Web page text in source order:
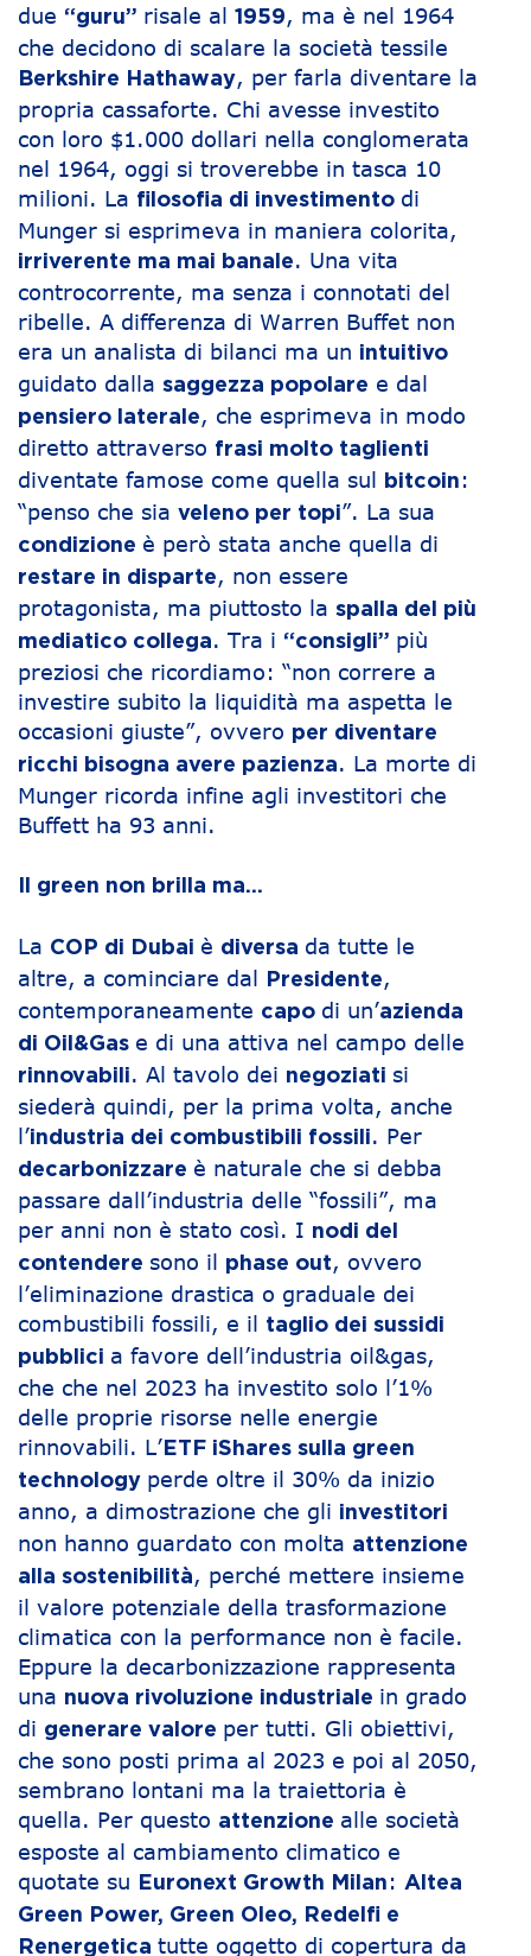
due “guru” risale al 1959, ma è nel 1964
che decidono di scalare la società tessile
Berkshire Hathaway, per farla diventare la
propria cassaforte. Chi avesse investito
con loro $1.000 dollari nella conglomerata
nel 1964, oggi si troverebbe in tasca 10
milioni. La filosofia di investimento di
Munger si esprimeva in maniera colorita,
irriverente ma mai banale. Una vita
controcorrente, ma senza i connotati del
ribelle. A differenza di Warren Buffet non
era un analista di bilanci ma un intuitivo
guidato dalla saggezza popolare e dal
pensiero laterale, che esprimeva in modo
diretto attraverso frasi molto taglienti
diventate famose come quella sul bitcoin :
“penso che sia veleno per topi”. La sua
condizione è però stata anche quella di
restare in disparte, non essere
protagonista, ma piuttosto la spalla del più
mediatico collega. Tra i “consigli” più
preziosi che ricordiamo: “non correre a
investire subito la liquidità ma aspetta le
occasioni giuste”, ovvero per diventare
ricchi bisogna avere pazienza. La morte di
Munger ricorda infine agli investitori che
Buffett ha 93 anni.
Il green non brilla ma…
La COP di Dubai è diversa da tutte le
altre, a cominciare dal
Presidente,
contemporaneamente capo di un’azienda
di Oil&Gas e di una attiva nel campo delle
rinnovabili. Al tavolo dei negoziati si
siederà quindi, per la prima volta, anche
l’industria dei combustibili fossili. Per
decarbonizzare è naturale che si debba
passare dall’industria delle “fossili”, ma
per anni non è stato così. I nodi del
contendere sono il phase out, ovvero
l’eliminazione drastica o graduale dei
combustibili fossili, e il taglio dei sussidi
pubblici a favore dell’industria oil&gas,
che che nel 2023 ha investito solo l’1%
delle proprie risorse nelle energie
rinnovabili. L’ ETF iShares sulla green
technology perde oltre il 30% da inizio
anno, a dimostrazione che gli investitori
non hanno guardato con molta attenzione
alla sostenibilità, perché mettere insieme
il valore potenziale della trasformazione
climatica con la performance non è facile.
Eppure la decarbonizzazione rappresenta
una nuova rivoluzione industriale in grado
di generare valore per tutti. Gli obiettivi,
che sono posti prima al 2023 e poi al 2050,
sembrano lontani ma la traiettoria è
quella. Per questo attenzione alle società
esposte al cambiamento climatico e
quotate su
Euronext Growth Milan : Altea
Green Power, Green Oleo, Redelfi e
Renergetica tutte oggetto di copertura da